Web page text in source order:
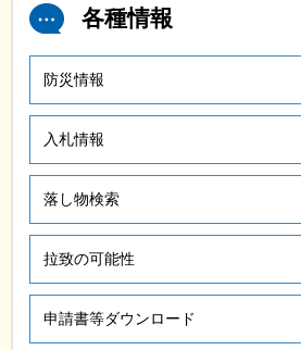
各種情報
防災情報
入札情報
落し物検索
拉致の可能性
申請書等ダウンロード